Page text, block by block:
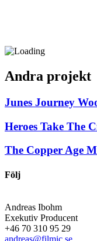
Andra projekt
Junes Journey
Heroes Take The
The Copper Age
Följ
Andreas Ibohm
Exekutiv Producent
+46 70 310 95 29
andreas@filmic.se